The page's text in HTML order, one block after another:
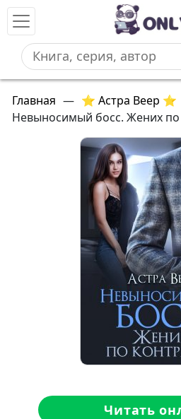
Главная — ⭐ Астра Веер ⭐
Невыносимый босс. Жених по
Читать